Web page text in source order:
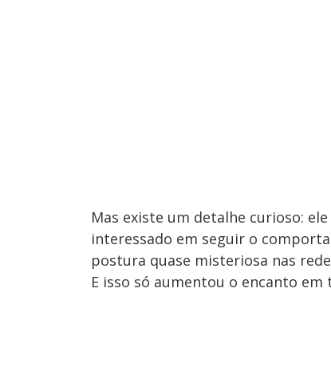
Mas existe um detalhe curioso:
interessado em seguir o
postura quase misteriosa nas
E isso só aumentou o encanto em